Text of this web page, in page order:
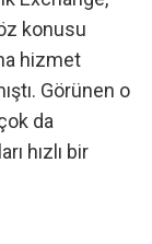
konusu
hizmet
Görünen o
da
hızlı bir